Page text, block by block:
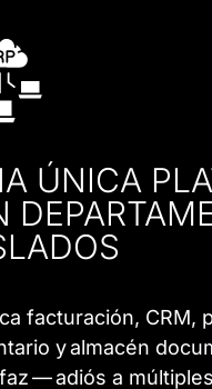
ÚNICA
facturación, CRM,
y almacén
— adiós a